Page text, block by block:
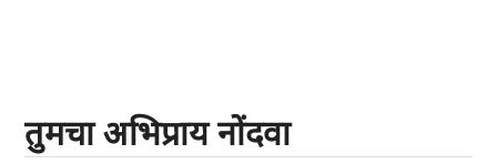
तुमचा अभिप्राय नोंदवा